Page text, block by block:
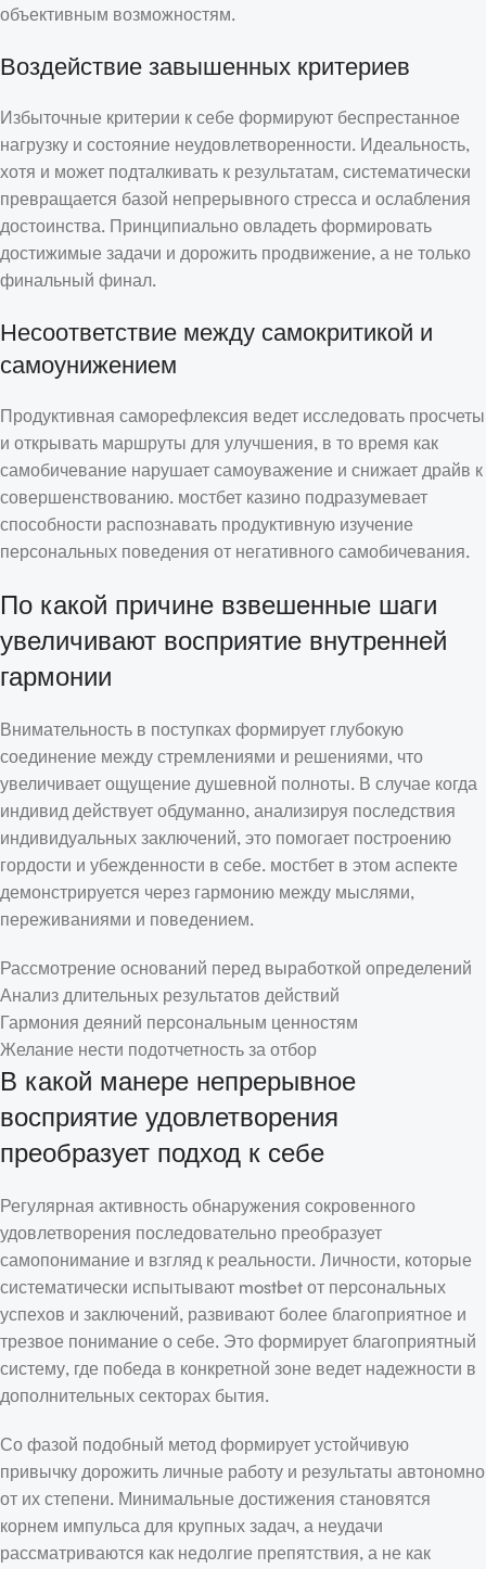
объективным возможностям.
Воздействие завышенных критериев
Избыточные критерии к себе формируют беспрестанное
нагрузку и состояние неудовлетворенности. Идеальность,
хотя и может подталкивать к результатам, систематически
превращается базой непрерывного стресса и ослабления
достоинства. Принципиально овладеть формировать
достижимые задачи и дорожить продвижение, а не только
финальный финал.
Несоответствие между самокритикой и
самоунижением
Продуктивная саморефлексия ведет исследовать просчеты
и открывать маршруты для улучшения, в то время как
самобичевание нарушает самоуважение и снижает драйв к
совершенствованию. мостбет казино подразумевает
способности распознавать продуктивную изучение
персональных поведения от негативного самобичевания.
По какой причине взвешенные шаги
увеличивают восприятие внутренней
гармонии
Внимательность в поступках формирует глубокую
соединение между стремлениями и решениями, что
увеличивает ощущение душевной полноты. В случае когда
индивид действует обдуманно, анализируя последствия
индивидуальных заключений, это помогает построению
гордости и убежденности в себе. мостбет в этом аспекте
демонстрируется через гармонию между мыслями,
переживаниями и поведением.
Рассмотрение оснований перед выработкой определений
Анализ длительных результатов действий
Гармония деяний персональным ценностям
Желание нести подотчетность за отбор
В какой манере непрерывное
восприятие удовлетворения
преобразует подход к себе
Регулярная активность обнаружения сокровенного
удовлетворения последовательно преобразует
самопонимание и взгляд к реальности. Личности, которые
систематически испытывают mostbet от персональных
успехов и заключений, развивают более благоприятное и
трезвое понимание о себе. Это формирует благоприятный
систему, где победа в конкретной зоне ведет надежности в
дополнительных секторах бытия.
Со фазой подобный метод формирует устойчивую
привычку дорожить личные работу и результаты автономно
от их степени. Минимальные достижения становятся
корнем импульса для крупных задач, а неудачи
рассматриваются как недолгие препятствия, а не как